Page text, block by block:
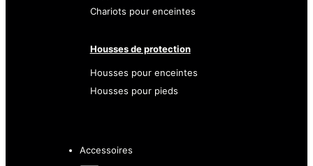
Chariots pour enceintes
Housses de protection
Housses pour enceintes
Housses pour pieds
Accessoires